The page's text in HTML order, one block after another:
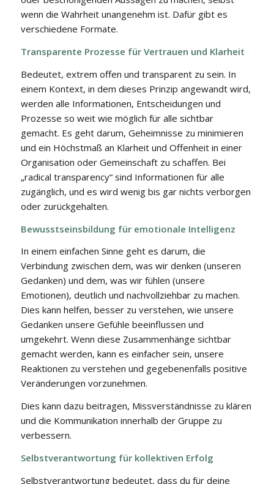
wenn die Wahrheit unangenehm ist. Dafür gibt es
verschiedene Formate.
Transparente Prozesse für Vertrauen und Klarheit
Bedeutet, extrem offen und transparent zu sein. In
einem Kontext, in dem dieses Prinzip angewandt wird,
werden alle Informationen, Entscheidungen und
Prozesse so weit wie möglich für alle sichtbar
gemacht. Es geht darum, Geheimnisse zu minimieren
und ein Höchstmaß an Klarheit und Offenheit in einer
Organisation oder Gemeinschaft zu schaffen. Bei
„radical transparency“ sind Informationen für alle
zugänglich, und es wird wenig bis gar nichts verborgen
oder zurückgehalten.
Bewusstseinsbildung für emotionale Intelligenz
In einem einfachen Sinne geht es darum, die
Verbindung zwischen dem, was wir denken (unseren
Gedanken) und dem, was wir fühlen (unsere
Emotionen), deutlich und nachvollziehbar zu machen.
Dies kann helfen, besser zu verstehen, wie unsere
Gedanken unsere Gefühle beeinflussen und
umgekehrt. Wenn diese Zusammenhänge sichtbar
gemacht werden, kann es einfacher sein, unsere
Reaktionen zu verstehen und gegebenenfalls positive
Veränderungen vorzunehmen.
Dies kann dazu beitragen, Missverständnisse zu klären
und die Kommunikation innerhalb der Gruppe zu
verbessern.
Selbstverantwortung für kollektiven Erfolg
Selbstverantwortung bedeutet, dass du für deine